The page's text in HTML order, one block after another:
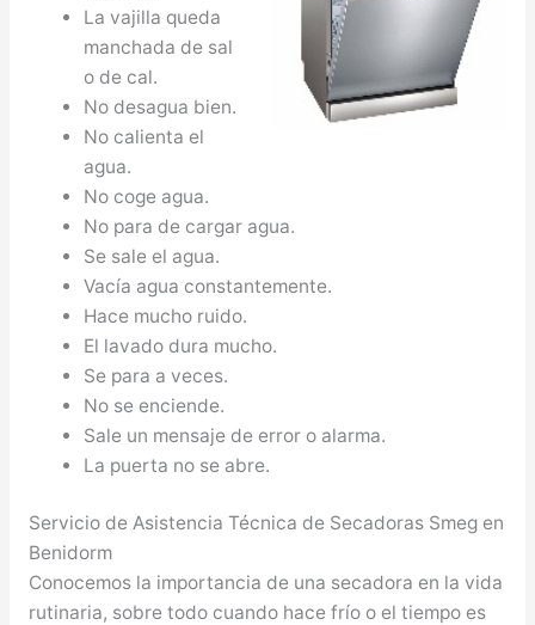
La vajilla queda
manchada de sal
o de cal.
No desagua bien.
No calienta el
agua.
No coge agua.
No para de cargar agua.
Se sale el agua.
Vacía agua constantemente.
Hace mucho ruido.
El lavado dura mucho.
Se para a veces.
No se enciende.
Sale un mensaje de error o alarma.
La puerta no se abre.
Servicio de Asistencia Técnica de Secadoras Smeg en
Benidorm
Conocemos la importancia de una secadora en la vida
rutinaria, sobre todo cuando hace frío o el tiempo es